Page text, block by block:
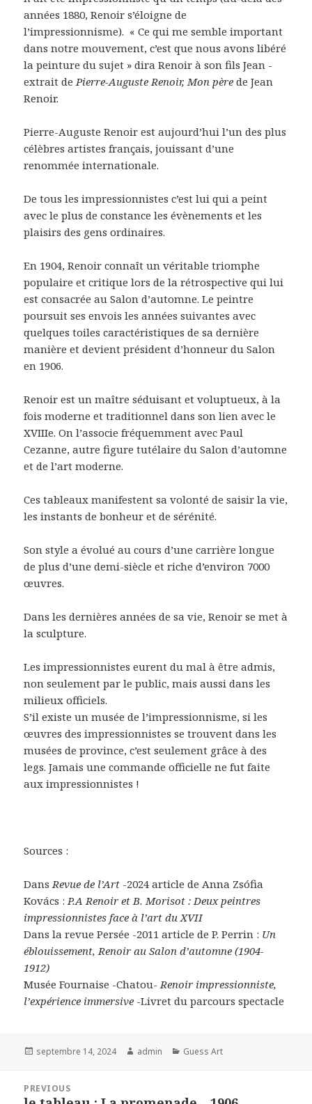
années 1880, Renoir s’éloigne de
l’impressionnisme). « Ce qui me semble important
dans notre mouvement, c’est que nous avons libéré
la peinture du sujet » dira Renoir à son fils Jean -
extrait dePierre-Auguste Renoir, Mon pèrede Jean
Renoir.
Pierre-Auguste Renoir est aujourd’hui l’un des plus
célèbres artistes français, jouissant d’une
renommée internationale.
De tous les impressionnistes c’est lui qui a peint
avec le plus de constance les évènements et les
plaisirs des gens ordinaires.
En 1904, Renoir connaît un véritable triomphe
populaire et critique lors de la rétrospective qui lui
est consacrée au Salon d’automne. Le peintre
poursuit ses envois les années suivantes avec
quelques toiles caractéristiques de sa dernière
manière et devient président d’honneur du Salon
en 1906.
Renoir est un maître séduisant et voluptueux, à la
fois moderne et traditionnel dans son lien avec le
XVIIIe. On l’associe fréquemment avec Paul
Cezanne, autre figure tutélaire du Salon d’automne
et de l’art moderne.
Ces tableaux manifestent sa volonté de saisir la vie,
les instants de bonheur et de sérénité.
Son style a évolué au cours d’une carrière longue
de plus d’une demi-siècle et riche d’environ 7000
œuvres.
Dans les dernières années de sa vie, Renoir se met à
la sculpture.
Les impressionnistes eurent du mal à être admis,
non seulement par le public, mais aussi dans les
milieux officiels.
S’il existe un musée de l’impressionnisme, si les
œuvres des impressionnistes se trouvent dans les
musées de province, c’est seulement grâce à des
legs. Jamais une commande officielle ne fut faite
aux impressionnistes !
Sources :
DansRevue de l’Art -2024 article de Anna Zsófia
Kovács :P.A Renoir et B. Morisot : Deux peintres
impressionnistes face à l’art du XVII
Dans la revue Persée -2011 article de P. Perrin : Un
éblouissement, Renoir au Salon d’automne (1904-
1912)
Musée Fournaise -Chatou-Renoir impressionniste,
l’expérience immersive -Livret du parcours spectacle
Posted
septembre 14, 2024 Author
admin Categories
Guess Art
PREVIOUS